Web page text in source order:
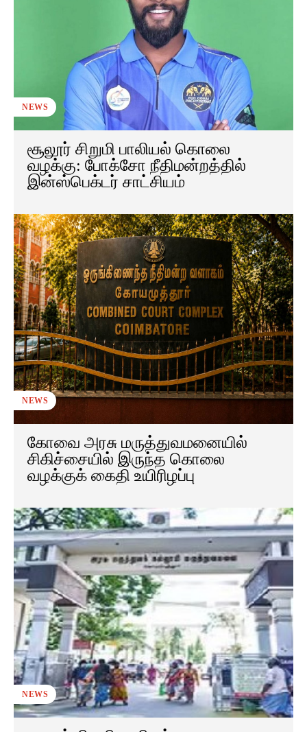
NEWS
சூலூர் சிறுமி பாலியல் கொலை
வழக்கு: போக்சோ நீதிமன்றத்தில்
இன்ஸ்பெக்டர் சாட்சியம்
NEWS
கோவை அரசு மருத்துவமனையில்
சிகிச்சையில் இருந்த கொலை
வழக்குக் கைதி உயிரிழப்பு
NEWS